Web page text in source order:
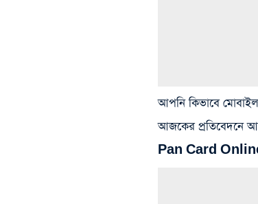
আপনি কিভাবে
আজকের প্রতিবেদনে
Pan Card